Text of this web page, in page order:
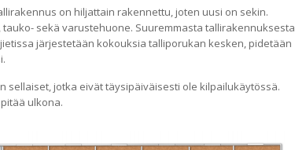
on hiljattain rakennettu, joten uusi on sekin.
sekä varustehuone. Suuremmasta tallirakennuksesta
järjestetään kokouksia talliporukan kesken, pidetään
jotka eivät täysipäiväisesti ole kilpailukäytössä.
ulkona.